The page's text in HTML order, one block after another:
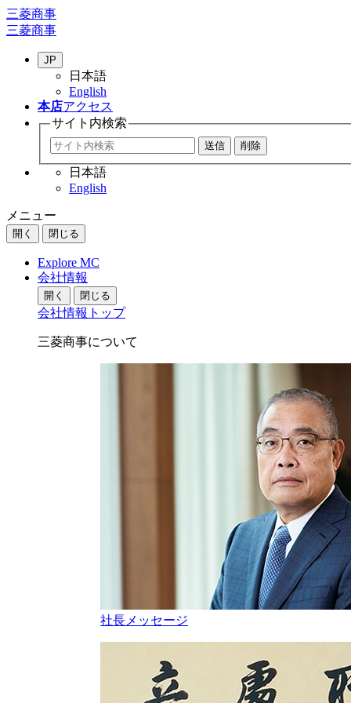
三菱商事
三菱商事
JP
日本語
English
本店アクセス
サイト内検索
日本語
English
メニュー
開く 閉じる
Explore MC
会社情報
開く 閉じる
会社情報トップ
三菱商事について
社長メッセージ